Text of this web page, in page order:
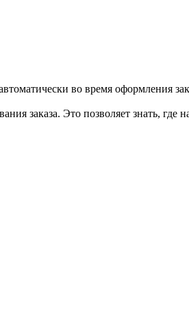
во время оформления
заказа. Это позволяет знать, где